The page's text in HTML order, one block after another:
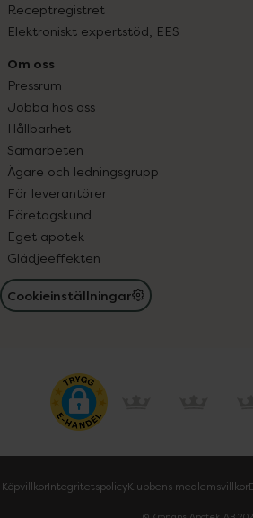
Receptregistret
Elektroniskt expertstöd, EES
Om oss
Pressrum
Jobba hos oss
Hållbarhet
Samarbeten
Ägare och ledningsgrupp
För leverantörer
Företagskund
Eget apotek
Glädjeeffekten
Cookieinställningar
KöpvillkorIntegritetspolicyKlubbens medlemsvillkor